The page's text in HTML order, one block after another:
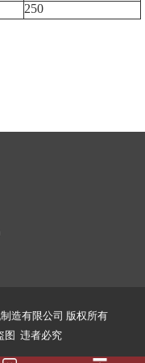
250
造有限公司 版权所有
图 违者必究